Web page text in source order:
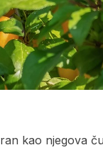
kao njegova